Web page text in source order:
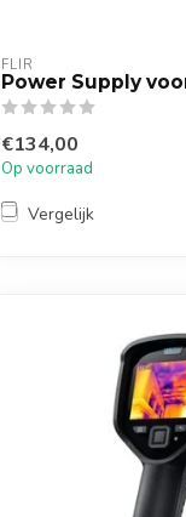
FLIR
Power Supply
€134,00
Op voorraad
Vergelijk